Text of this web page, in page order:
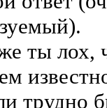
ты лох,
трудно